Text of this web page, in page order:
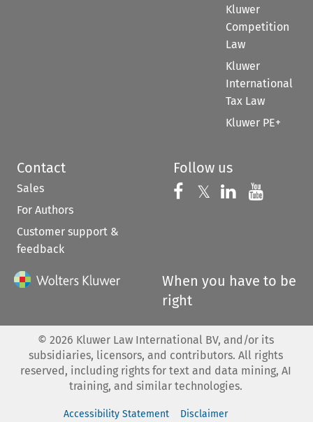
Kluwer
Competition
Law
Kluwer
International
Tax Law
Kluwer PE+
Contact
Sales
For Authors
Customer support &
feedback
Follow us
Follow us on
𝕏 Follow us on
Follow us
When you have to be
right
© 2026 Kluwer Law International BV, and/or its
subsidiaries, licensors, and contributors. All rights
reserved, including rights for text and data mining, AI
training, and similar technologies.
Accessibility Statement Disclaimer